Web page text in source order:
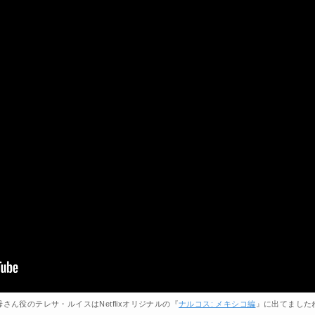
さん役のテレサ・ルイスはNetflixオリジナルの『ナルコス: メキシコ編 』に出てました